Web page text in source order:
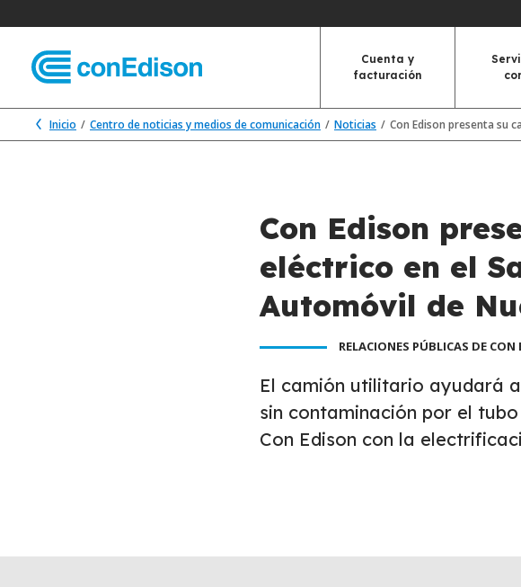
Cuenta y
facturación
Inicio Centro de noticias y medios de comunicación Noticias Con Edison presenta su
Con Edison
eléctrico en el
Automóvil de
RELACIONES PÚBLICAS DE CON
El camión utilitario ayudará
sin contaminación por el
Con Edison con la